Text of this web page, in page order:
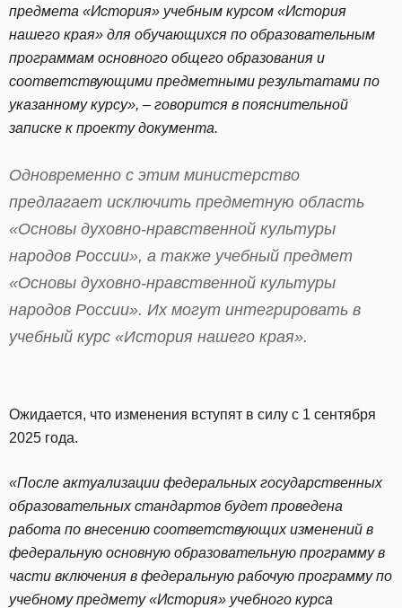
предмета «История» учебным курсом «История
нашего края» для обучающихся по образовательным
программам основного общего образования и
соответствующими предметными результатами по
указанному курсу», – говорится в пояснительной
записке к проекту документа.
Одновременно с этим министерство
предлагает исключить предметную область
«Основы духовно-нравственной культуры
народов России», а также учебный предмет
«Основы духовно-нравственной культуры
народов России». Их могут интегрировать в
учебный курс «История нашего края».
Ожидается, что изменения вступят в силу с 1 сентября
2025 года.
«После актуализации федеральных государственных
образовательных стандартов будет проведена
работа по внесению соответствующих изменений в
федеральную основную образовательную программу в
части включения в федеральную рабочую программу по
учебному предмету «История» учебного курса